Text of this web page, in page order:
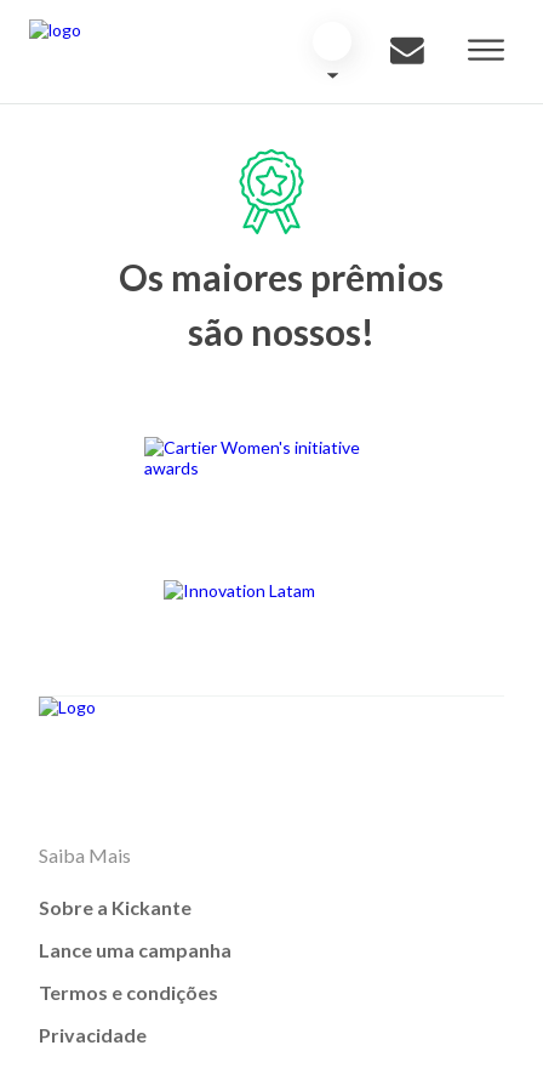
Os maiores prêmios
são nossos!
Saiba Mais
Sobre a Kickante
Lance uma campanha
Termos e condições
Privacidade